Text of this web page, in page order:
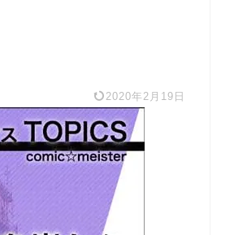
2020年2月19日